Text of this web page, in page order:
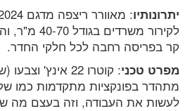
יתרונותיו
לקירור
קר בפריסה רחבה לכל חלקי החדר.
מפרט טכני
: קוטרו 22 אינץ'
מתהדר בפונקציות מתקדמות כמו
לעשות את העבודה, וזה בעצם מה